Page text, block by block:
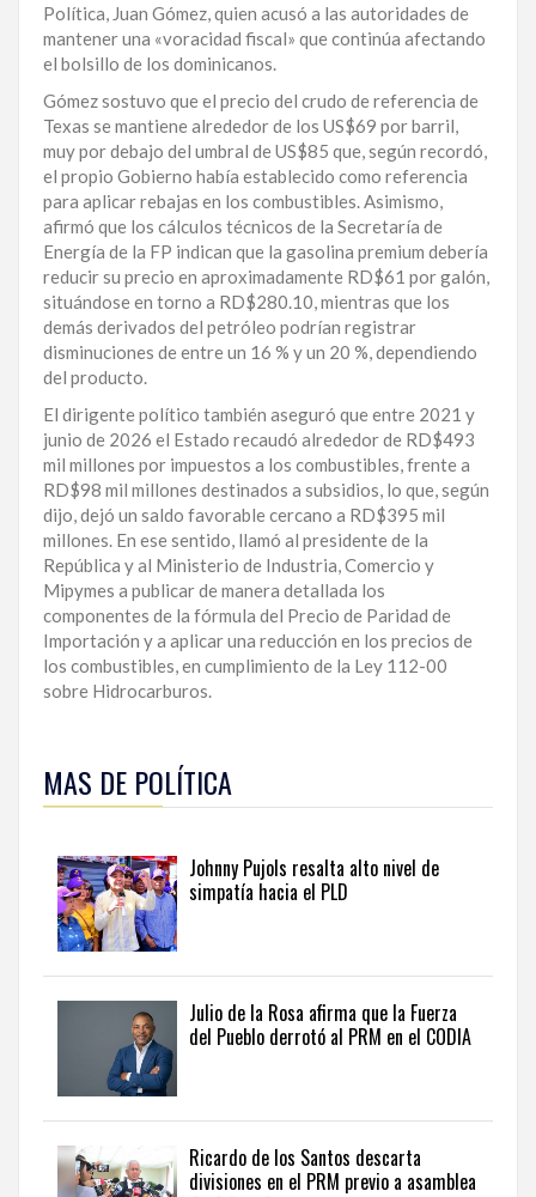
LA
ALTAGRACIA
PUERTO
PLATA
CONTÁCTENOS
Política, Juan Gómez, quien acusó a las autoridades de
mantener una «voracidad fiscal» que continúa afectando
el bolsillo de los dominicanos.
Gómez sostuvo que el precio del crudo de referencia de
Texas se mantiene alrededor de los US$69 por barril,
muy por debajo del umbral de US$85 que, según recordó,
el propio Gobierno había establecido como referencia
para aplicar rebajas en los combustibles. Asimismo,
afirmó que los cálculos técnicos de la Secretaría de
Energía de la FP indican que la gasolina premium debería
reducir su precio en aproximadamente RD$61 por galón,
situándose en torno a RD$280.10, mientras que los
demás derivados del petróleo podrían registrar
disminuciones de entre un 16 % y un 20 %, dependiendo
del producto.
El dirigente político también aseguró que entre 2021 y
junio de 2026 el Estado recaudó alrededor de RD$493
mil millones por impuestos a los combustibles, frente a
RD$98 mil millones destinados a subsidios, lo que, según
dijo, dejó un saldo favorable cercano a RD$395 mil
millones. En ese sentido, llamó al presidente de la
República y al Ministerio de Industria, Comercio y
Mipymes a publicar de manera detallada los
componentes de la fórmula del Precio de Paridad de
Importación y a aplicar una reducción en los precios de
los combustibles, en cumplimiento de la Ley 112-00
sobre Hidrocarburos.
análisis
más
de
actualidad
institucional
gubernamental
en
government
news.
MAS DE POLÍTICA
Johnny Pujols resalta alto nivel de
simpatía hacia el PLD
Julio de la Rosa afirma que la Fuerza
del Pueblo derrotó al PRM en el CODIA
Ricardo de los Santos descarta
divisiones en el PRM previo a asamblea